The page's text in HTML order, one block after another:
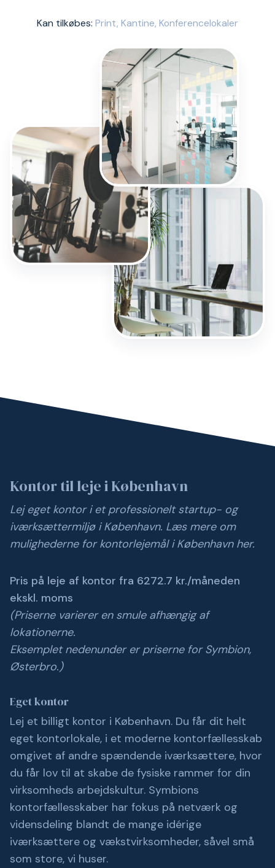
Kan tilkøbes: Print, Kantine, Konferencelokaler
Kontor til leje i København
Lej eget kontor i et professionelt startup- og
iværksættermiljø i København. Læs mere om
mulighederne for kontorlejemål i København her.
Pris på leje af kontor fra 6272.7 kr./måneden
ekskl. moms
(Priserne varierer en smule afhængig af
lokationerne.
Eksemplet nedenunder er priserne for Symbion,
Østerbro.)
Eget kontor
Lej et billigt kontor i København. Du får dit helt
eget kontorlokale, i et moderne kontorfællesskab
omgivet af andre spændende iværksættere, hvor
du får lov til at skabe de fysiske rammer for din
virksomheds arbejdskultur. Symbions
kontorfællesskaber har fokus på netværk og
vidensdeling blandt de mange idérige
iværksættere og vækstvirksomheder, såvel små
som store, vi huser.